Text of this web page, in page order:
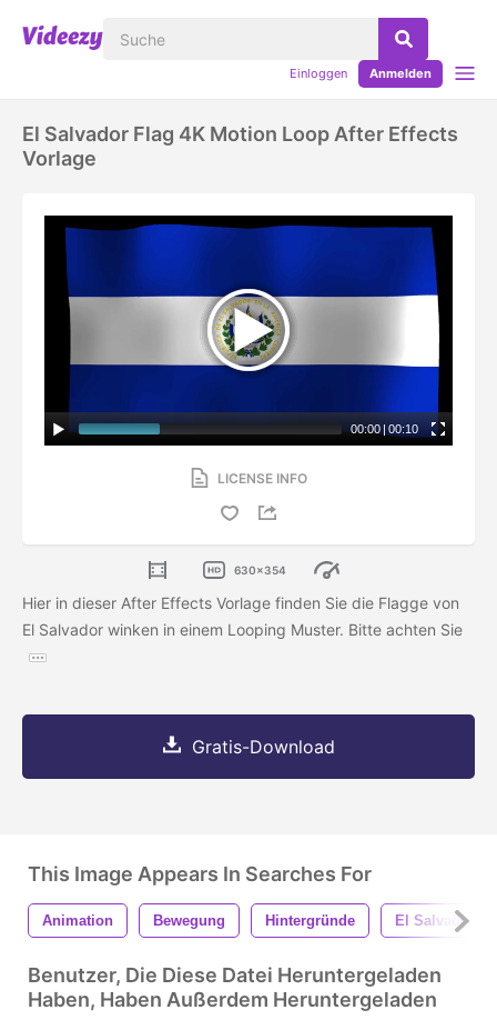
Einloggen Anmelden
El Salvador Flag 4K Motion Loop After Effects
Vorlage
00:00 | 00:10
LICENSE INFO
630x354
Hier in dieser After Effects Vorlage finden Sie die Flagge von
El Salvador winken in einem Looping Muster. Bitte achten Sie
Gratis-Download
This Image Appears In Searches For
Animation Bewegung Hintergründe El Salvador
Benutzer, Die Diese Datei Heruntergeladen
Haben, Haben Außerdem Heruntergeladen